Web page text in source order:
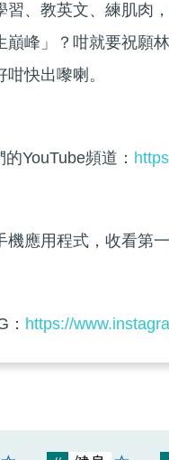
習、教英文、練肌肉
巔峰」？咁就要祝願
快出嚟喇。
YouTube頻道：
機應用程式，收看第
https://